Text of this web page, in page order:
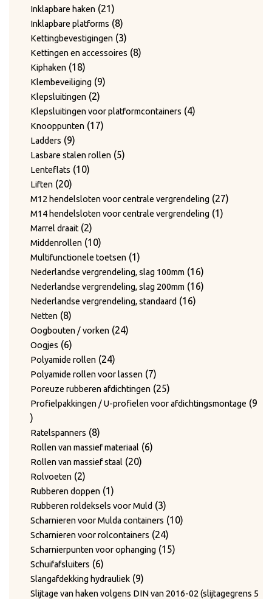
producten
Inklapbare haken 2121
producten
Inklapbare platforms 88
producten
Kettingbevestigingen 33
producten
Kettingen en accessoires 88
Kiphaken 1818
producten
Klembeveiliging 99
Klepsluitingen 22
producten
Klepsluitingen voor platformcontainers 44
Knooppunten 1717
Ladders 99
producten
Lasbare stalen rollen 55
Lenteflats 1010
Liften 2020
producten
M12 hendelsloten voor centrale vergrendeling 2727
M14 hendelsloten voor centrale vergrendeling 11
Marrel draait 22
producten
Middenrollen 1010
producten
Multifunctionele toetsen 11
product
Nederlandse vergrendeling, slag 100mm 1616
producten
Nederlandse vergrendeling, slag 200mm 1616
Nederlandse vergrendeling, standaard 1616
Netten 88
producten
Oogbouten / vorken 2424
Oogjes 66
producten
Polyamide rollen 2424
producten
Polyamide rollen voor lassen 77
producten
Poreuze rubberen afdichtingen 2525
producten
Profielpakkingen / U-profielen voor afdichtingsmontage
9
9
producten
Ratelspanners 88
producten
Rollen van massief materiaal 66
Rollen van massief staal 2020
Rolvoeten 22
producten
Rubberen doppen 11
product
Rubberen roldeksels voor Muld 33
producten
Scharnieren voor Mulda containers 1010
Scharnieren voor rolcontainers 2424
producten
Scharnierpunten voor ophanging 1515
Schuifafsluiters 66
producten
Slangafdekking hydrauliek 99
producten
Slijtage van haken volgens DIN van 2016-02 (slijtagegrens 5